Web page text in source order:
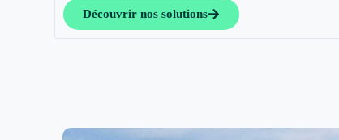
Découvrir nos solutions